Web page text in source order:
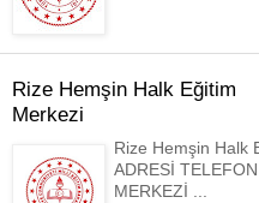
Rize Hemşin Halk Eğitim
Merkezi
Rize Hemşin Halk
ADRESİ
MERKEZİ ...